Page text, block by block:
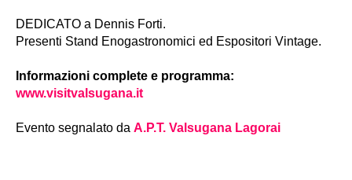
DEDICATO a Dennis Forti.
Presenti Stand Enogastronomici ed Espositori Vintage.
Informazioni complete e programma:
www.visitvalsugana.it
Evento segnalato da A.P.T. Valsugana Lagorai